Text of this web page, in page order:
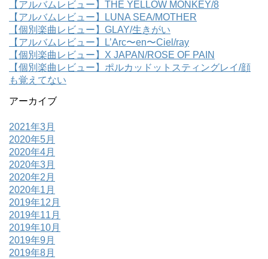
【アルバムレビュー】THE YELLOW MONKEY/8
【アルバムレビュー】LUNA SEA/MOTHER
【個別楽曲レビュー】GLAY/生きがい
【アルバムレビュー】L’Arc〜en〜Ciel/ray
【個別楽曲レビュー】X JAPAN/ROSE OF PAIN
【個別楽曲レビュー】ポルカッドットスティングレイ/顔
も覚えてない
アーカイブ
2021年3月
2020年5月
2020年4月
2020年3月
2020年2月
2020年1月
2019年12月
2019年11月
2019年10月
2019年9月
2019年8月